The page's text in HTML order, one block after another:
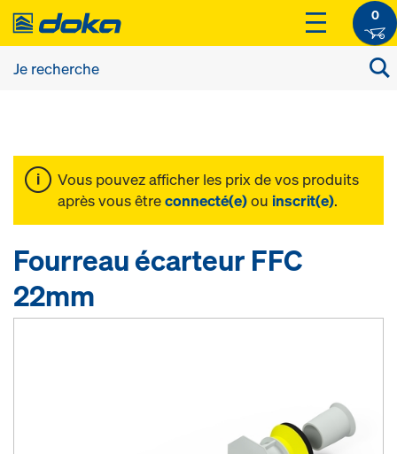
0
Vous pouvez afficher les prix de vos produits
après vous êtreconnecté(e)ou inscrit(e).
Fourreau écarteur FFC
22mm